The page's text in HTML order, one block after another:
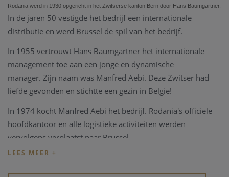
Rodania werd in 1930 opgericht in het Zwitserse kanton Bern door Hans Baumgartner.
In de jaren 50 vestigde het bedrijf een internationale
distributie en werd Brussel de spil van het bedrijf.
In 1955 vertrouwt Hans Baumgartner het internationale
management toe aan een jonge en dynamische
manager. Zijn naam was Manfred Aebi. Deze Zwitser had
liefde gevonden en stichtte een gezin in België!
In 1974 kocht Manfred Aebi het bedrijf. Rodania's officiële
hoofdkantoor en alle logistieke activiteiten werden
vervolgens verplaatst naar Brussel.
In 2020 wordt het merk Rodania verkocht aan 3